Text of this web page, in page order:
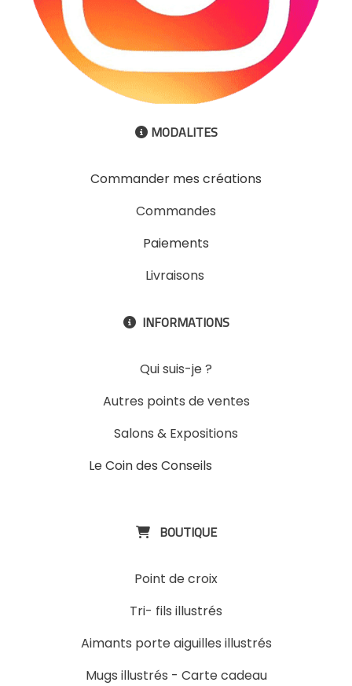
 MODALITES
Commander mes créations
Commandes
Paiements
Livraisons
 INFORMATIONS
Qui suis-je ?
Autres points de ventes
Salons & Expositions
Le Coin des Conseils
 BOUTIQUE
Point de croix
Tri- fils illustrés
Aimants porte aiguilles illustrés
Mugs illustrés - Carte cadeau